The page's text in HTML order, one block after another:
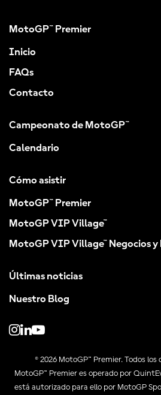
MotoGP™ Premier
Inicio
FAQs
Contacto
Campeonato de MotoGP™
Calendario
Cómo asistir
MotoGP™ Premier
MotoGP VIP Village™
MotoGP VIP Village™ Negocios y
Últimas noticias
Nuestro Blog
© 2026 MotoGP™ Premier. Todos
MotoGP™ Premier es operado por
está autorizado para ello por MotoGP